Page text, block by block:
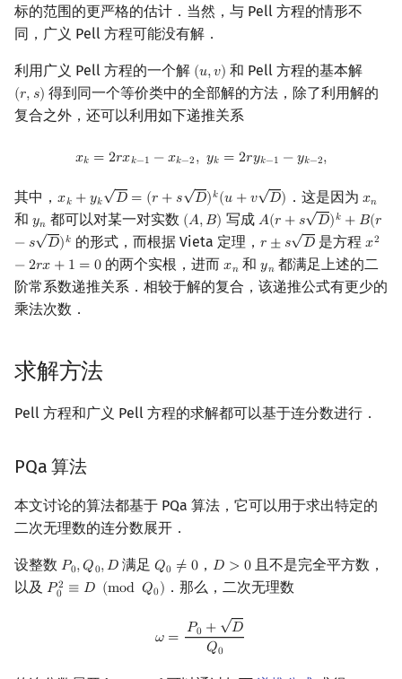
标的范围的更严格的估计．当然，与 Pell 方程的情形不
同，广义 Pell 方程可能没有解．
利用广义 Pell 方程的一个解 (𝑢,𝑣)
(u,v) 和 Pell 方程的基本解
(𝑟, 𝑠)
(r,s )
得到同一个等价类中的全部解的方法，除了利用解的
复合之外，还可以利用如下递推关系
𝑥𝑘 = 2𝑟𝑥𝑘−1 −𝑥𝑘−2, 𝑦𝑘 = 2𝑟𝑦𝑘−1 −𝑦𝑘−2,
x k=2r k −1− xk 2 yk= 2r yk−1− yk −2 ,
其中， 𝑥𝑘 +𝑦𝑘
√
𝐷 = (𝑟 + 𝑠
√
𝐷)𝑘(𝑢 +𝑣
√
𝐷)
xk+ykD=(r+s D) k(u+vD) ．这是因为 𝑥𝑛
xn
和 𝑦𝑛
yn 都可以对某一对实数 (𝐴,𝐵)
(A,B) 写成 𝐴(𝑟 + 𝑠
√
𝐷)𝑘 + 𝐵(𝑟
− 𝑠
√
𝐷)𝑘
A(r+ sD )k+B(r−sD )k
的形式，而根据 Vieta 定理， 𝑟 ± 𝑠
√
𝐷
r±sD 是方程 𝑥2
−2𝑟𝑥 + 1 = 0
x2
的两个实根，进而𝑥𝑛
xn 和𝑦𝑛
yn 都满足上述的二
阶常系数递推关系．相较于解的复合，该递推公式有更少的
乘法次数．
求解方法
Pell 方程和广义 Pell 方程的求解都可以基于连分数进行．
PQa 算法
本文讨论的算法都基于 PQa 算法，它可以用于求出特定的
二次无理数的连分数展开．
设整数 𝑃0,𝑄0,𝐷
P0,Q0,D 满足𝑄0 ≠ 0
Q0 ≠0 ，𝐷 > 0
D> 0
且不是完全平方数，
以及 𝑃 2
0 ≡ 𝐷 (mod 𝑄0)
P0 2≡D(modQ0 ) ．那么，二次无理数
𝜔 = 𝑃0 +
√
𝐷
𝑄0
P0 +D Q0